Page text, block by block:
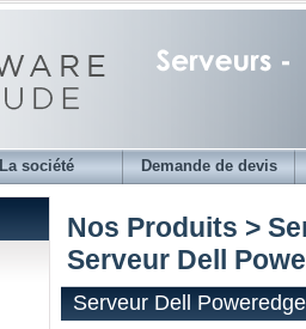
La société Demande de devis
Nos Produits >
Serveur Dell
Serveur Dell